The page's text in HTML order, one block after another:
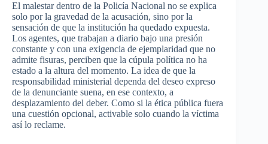
El malestar dentro de la Policía Nacional no se explica
solo por la gravedad de la acusación, sino por la
sensación de que la institución ha quedado expuesta.
Los agentes, que trabajan a diario bajo una presión
constante y con una exigencia de ejemplaridad que no
admite fisuras, perciben que la cúpula política no ha
estado a la altura del momento. La idea de que la
responsabilidad ministerial dependa del deseo expreso
de la denunciante suena, en ese contexto, a
desplazamiento del deber. Como si la ética pública fuera
una cuestión opcional, activable solo cuando la víctima
así lo reclame.